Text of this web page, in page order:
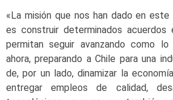
«La misión que nos han dado en
es construir determinados acuerdos
permitan seguir avanzando como
ahora, preparando a Chile para una
de, por un lado, dinamizar la
entregar empleos de calidad,